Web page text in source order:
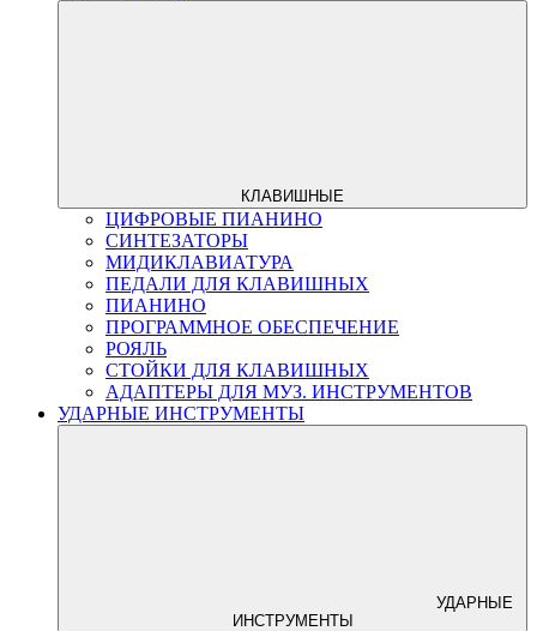
КЛАВИШНЫЕ
ЦИФРОВЫЕ ПИАНИНО
СИНТЕЗАТОРЫ
МИДИКЛАВИАТУРА
ПЕДАЛИ ДЛЯ КЛАВИШНЫХ
ПИАНИНО
ПРОГРАММНОЕ ОБЕСПЕЧЕНИЕ
РОЯЛЬ
СТОЙКИ ДЛЯ КЛАВИШНЫХ
АДАПТЕРЫ ДЛЯ МУЗ. ИНСТРУМЕНТОВ
УДАРНЫЕ ИНСТРУМЕНТЫ
УДАРНЫЕ
ИНСТРУМЕНТЫ